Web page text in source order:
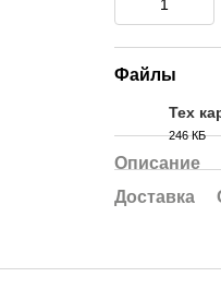
Файлы
Тех
246 КБ
Описание
Доставка